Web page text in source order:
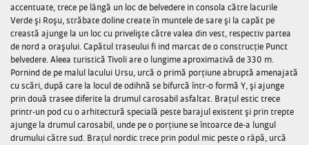
accentuate, trece pe lângă un loc de belvedere in consola către lacurile
Verde şi Roşu, străbate doline create în muntele de sare şi la capăt pe
creastă ajunge la un loc cu privelişte către valea din vest, respectiv partea
de nord a oraşului. Capătul traseului fi ind marcat de o construcţie Punct
belvedere. Aleea turistică Tivoli are o lungime aproximativă de 330 m.
Pornind de pe malul lacului Ursu, urcă o primă porţiune abruptă amenajată
cu scări, după care la locul de odihnă se bifurcă într-o formă Y, şi ajunge
prin două trasee diferite la drumul carosabil asfaltat. Braţul estic trece
printr-un pod cu o arhitectură specială peste barajul existent şi prin trepte
ajunge la drumul carosabil, unde pe o porţiune se întoarce de-a lungul
drumului către sud. Braţul nordic trece prin podul mic peste o râpă, urcă